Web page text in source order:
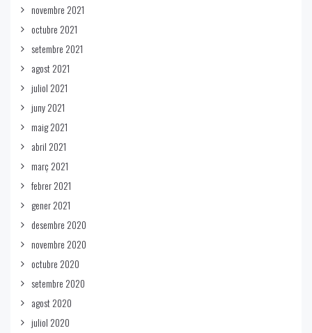
novembre 2021
octubre 2021
setembre 2021
agost 2021
juliol 2021
juny 2021
maig 2021
abril 2021
març 2021
febrer 2021
gener 2021
desembre 2020
novembre 2020
octubre 2020
setembre 2020
agost 2020
juliol 2020